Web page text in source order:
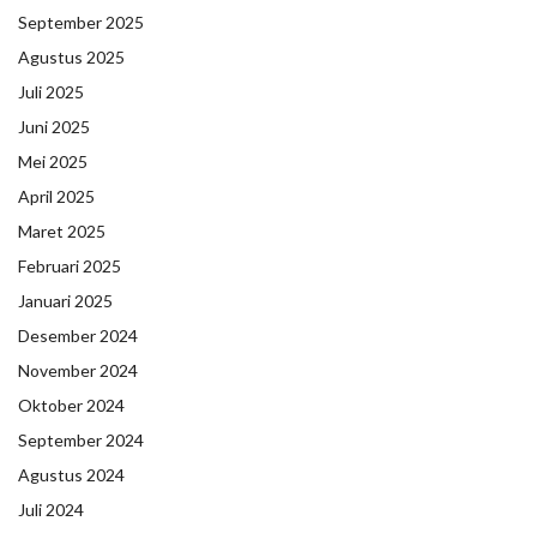
September 2025
Agustus 2025
Juli 2025
Juni 2025
Mei 2025
April 2025
Maret 2025
Februari 2025
Januari 2025
Desember 2024
November 2024
Oktober 2024
September 2024
Agustus 2024
Juli 2024